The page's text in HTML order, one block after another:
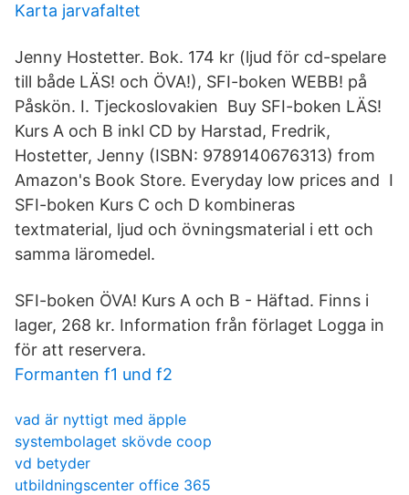
Karta jarvafaltet
Jenny Hostetter. Bok. 174 kr (ljud för cd-spelare
till både LÄS! och ÖVA!), SFI-boken WEBB! på
Påskön. I. Tjeckoslovakien Buy SFI-boken LÄS!
Kurs A och B inkl CD by Harstad, Fredrik,
Hostetter, Jenny (ISBN: 9789140676313) from
Amazon's Book Store. Everyday low prices and I
SFI-boken Kurs C och D kombineras
textmaterial, ljud och övningsmaterial i ett och
samma läromedel.
SFI-boken ÖVA! Kurs A och B - Häftad. Finns i
lager, 268 kr. Information från förlaget Logga in
för att reservera.
Formanten f1 und f2
vad är nyttigt med äpple
systembolaget skövde coop
vd betyder
utbildningscenter office 365